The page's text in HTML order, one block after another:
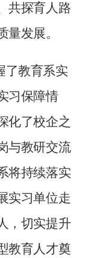
共探育人路
发展。
了教育系实
习保障情
化了校企之
与教研交流
将持续落实
实习单位走
，切实提升
教育人才奠